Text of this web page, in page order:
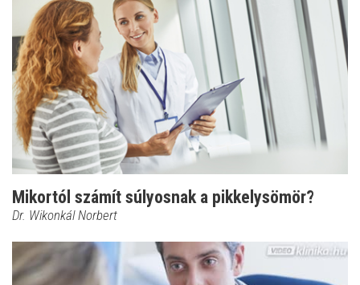
Mikortól számít súlyosnak a pikkelysömör?
Dr. Wikonkál Norbert